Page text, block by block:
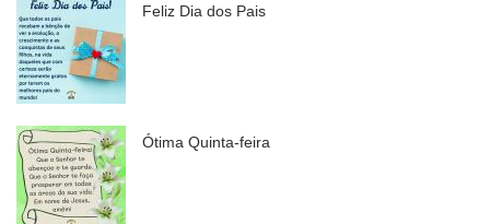
Feliz Dia dos Pais
Ótima Quinta-feira